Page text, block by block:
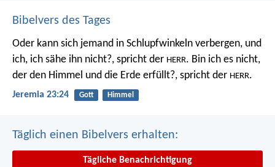
Bibelvers des Tages
Oder kann sich jemand in Schlupfwinkeln verbergen, und
ich, ich sähe ihn nicht?, spricht der HERR. Bin ich es nicht,
der den Himmel und die Erde erfüllt?, spricht der HERR.
Jeremia 23:24 Gott Himmel
Täglich einen Bibelvers erhalten:
Tägliche Benachrichtigung